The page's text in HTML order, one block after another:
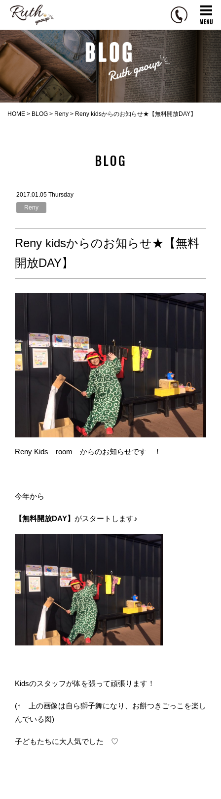
t
h
g
r
o
u
HOME > BLOG > Reny > Reny kidsからのお知らせ★【無料開放DAY】
BLOG
2017.01.05 Thursday
Reny
Reny kidsからのお知らせ★【無料
開放DAY】
Reny Kids room からのお知らせです ！
今年から
【無料開放DAY】 がスタートします♪
Kidsのスタッフが体を張って頑張ります！
(↑ 上の画像は自ら獅子舞になり、お餅つきごっこを楽し
んでいる図)
子どもたちに大人気でした ♡